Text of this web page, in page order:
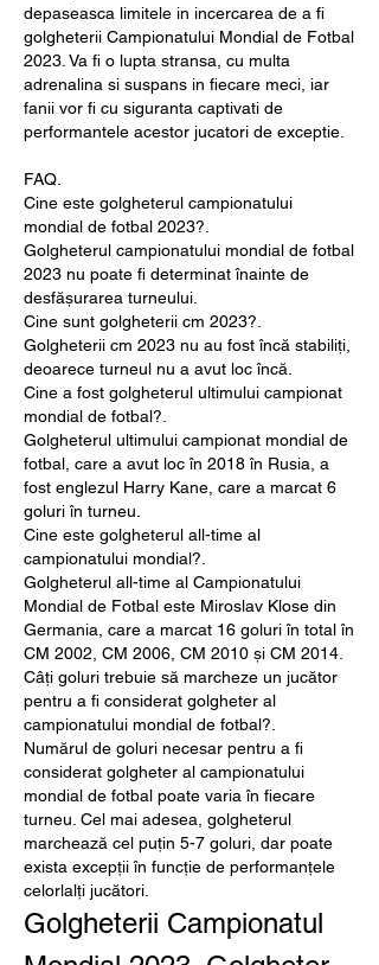
depaseasca limitele in incercarea de a fi
golgheterii Campionatului Mondial de Fotbal
2023. Va fi o lupta stransa, cu multa
adrenalina si suspans in fiecare meci, iar
fanii vor fi cu siguranta captivati de
performantele acestor jucatori de exceptie.
FAQ.
Cine este golgheterul campionatului
mondial de fotbal 2023?.
Golgheterul campionatului mondial de fotbal
2023 nu poate fi determinat înainte de
desfășurarea turneului.
Cine sunt golgheterii cm 2023?.
Golgheterii cm 2023 nu au fost încă stabiliți,
deoarece turneul nu a avut loc încă.
Cine a fost golgheterul ultimului campionat
mondial de fotbal?.
Golgheterul ultimului campionat mondial de
fotbal, care a avut loc în 2018 în Rusia, a
fost englezul Harry Kane, care a marcat 6
goluri în turneu.
Cine este golgheterul all-time al
campionatului mondial?.
Golgheterul all-time al Campionatului
Mondial de Fotbal este Miroslav Klose din
Germania, care a marcat 16 goluri în total în
CM 2002, CM 2006, CM 2010 și CM 2014.
Câți goluri trebuie să marcheze un jucător
pentru a fi considerat golgheter al
campionatului mondial de fotbal?.
Numărul de goluri necesar pentru a fi
considerat golgheter al campionatului
mondial de fotbal poate varia în fiecare
turneu. Cel mai adesea, golgheterul
marchează cel puțin 5-7 goluri, dar poate
exista excepții în funcție de performanțele
celorlalți jucători.
Golgheterii Campionatul